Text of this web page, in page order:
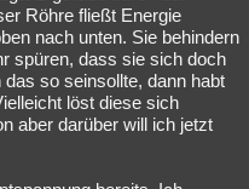
Röhre fließt Energie
nach unten. Sie behindern
spüren, dass sie sich doch
so seinsollte, dann habt
löst diese sich
aber darüber will ich jetzt